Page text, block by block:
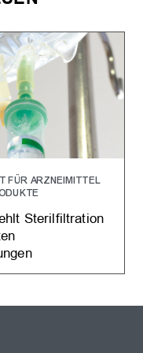
FÜR ARZNEIMITTEL
Sterilfiltration